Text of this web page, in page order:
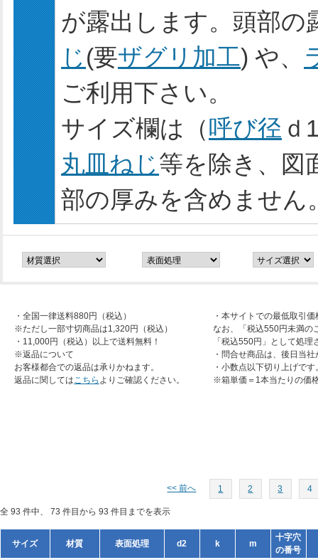
が露出します。頭部の
じ (要ザグリ加工) や、
ご利用下さい。
サイズ欄は（呼び径 ｄ
丸皿ねじ等を除き、図
部の厚みを含めません
・全国一律送料880円（税込）
※ただし一部寸切商品は1,320円（税込）
・11,000円（税込）以上で送料無料！
※返品について
お客様都合での返品は承りかねます。
返品に関してはこちら よりご確認ください。
・本サイトでの最低取引
なお、「税込550円未満の
「税込550円」として処
・問合せ商品は、後日当
・小数点以下切り上げです
※箱単価＝1本当たりの価
<< 前へ 1 2 3 4
全 93 件中、 73 件目から 93 件目までを表示
サイズ 材質 表面処理 d2 k m
十字穴
の番号